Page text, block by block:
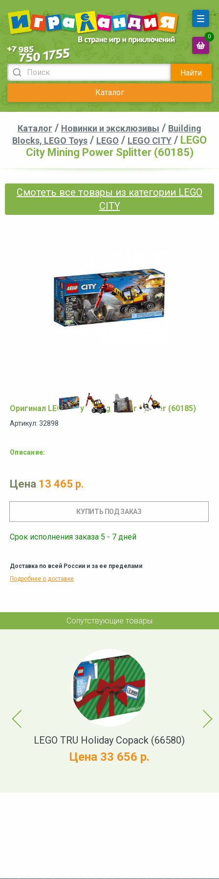
Найти
Каталог
0
Каталог / Новинки и эксклюзивы / Building
Blocks, LEGO Toys / LEGO / LEGO CITY / LEGO
City Mining Power Splitter (60185)
Смотеть все товары из категории LEGO
CITY
Оригинал LEGO City Mining Power Splitter (60185)
Артикул: 32898
Описание:
Цена 13 465 р.
Срок исполнения заказа 5 - 7 дней
Доставка по всей России и за ее пределами
Подробнее о доставке
Сопутствующие товары
Previous
LEGO TRU Holiday Copack (66580)
Цена 33 656 р.
Next